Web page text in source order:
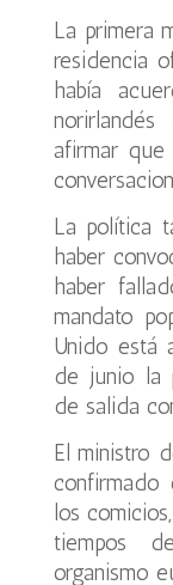
La primera
residencia
había
afirmar
La política
haber
haber
mandato
Unido está
de junio la
de salida
El ministro
confirmado
los
tiempos
organismo